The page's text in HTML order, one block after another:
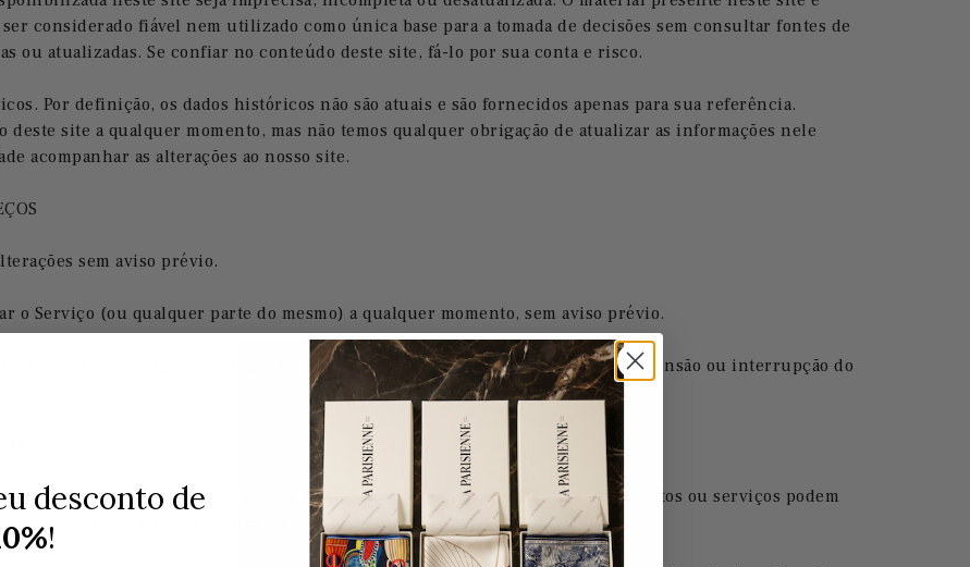
considerado fiável nem utilizado como única base para a tomada de decisões sem consultar fontes de
ou atualizadas. Se confiar no conteúdo deste site, fá-lo por sua conta e risco.
Por definição, os dados históricos não são atuais e são fornecidos apenas para sua referência.
site a qualquer momento, mas não temos qualquer obrigação de atualizar as informações nele
acompanhar as alterações ao nosso site.
sem aviso prévio.
o Serviço (ou qualquer parte do mesmo) a qualquer momento, sem aviso prévio.
terceiros por qualquer alteração de preço, nem por qualquer modificação, suspensão ou interrupção do
estejam disponíveis apenas online através do site. As quantidades destes produtos ou serviços podem
sujeita à nossa Política de Devoluções.
desconto de
!